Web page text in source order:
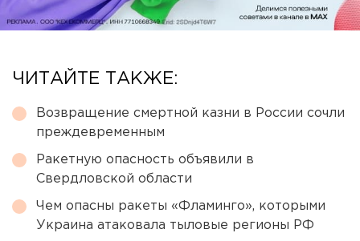
ЧИТАЙТЕ ТАКЖЕ:
Возвращение смертной казни в России сочли
преждевременным
Ракетную опасность объявили в
Свердловской области
Чем опасны ракеты «Фламинго», которыми
Украина атаковала тыловые регионы РФ